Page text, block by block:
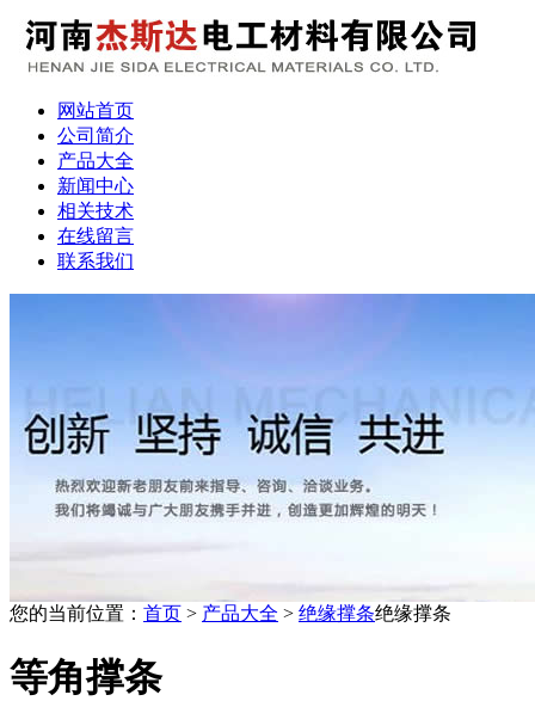
网站首页
公司简介
产品大全
新闻中心
相关技术
在线留言
联系我们
您的当前位置： 首页 > 产品大全 > 绝缘撑条绝缘撑条
等角撑条